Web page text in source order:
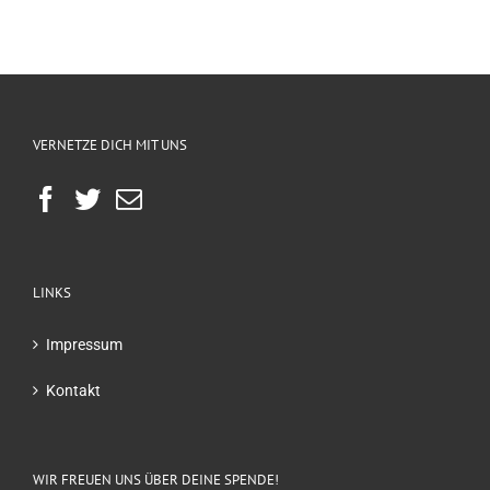
VERNETZE DICH MIT UNS
LINKS
Impressum
Kontakt
WIR FREUEN UNS ÜBER DEINE SPENDE!